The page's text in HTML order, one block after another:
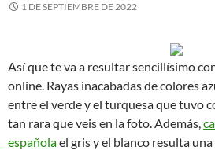
1 DE SEPTIEMBRE DE 2022
Así que te va a resultar sencillísimo
online. Rayas inacabadas de colores
entre el verde y el turquesa que tuvo
tan rara que veis en la foto. Además,
españolael gris y el blanco resulta